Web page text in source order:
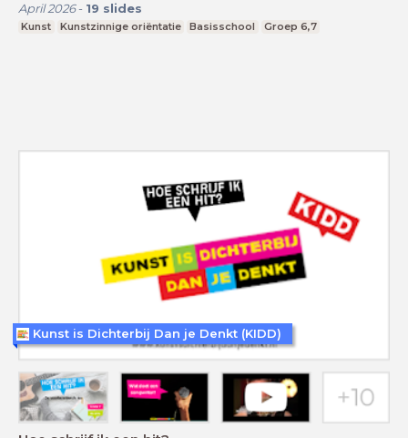
April 2026- 19 slides
Kunst Kunstzinnige oriëntatie Basisschool Groep 6,7
Kunst is Dichterbij Dan je Denkt (KIDD)